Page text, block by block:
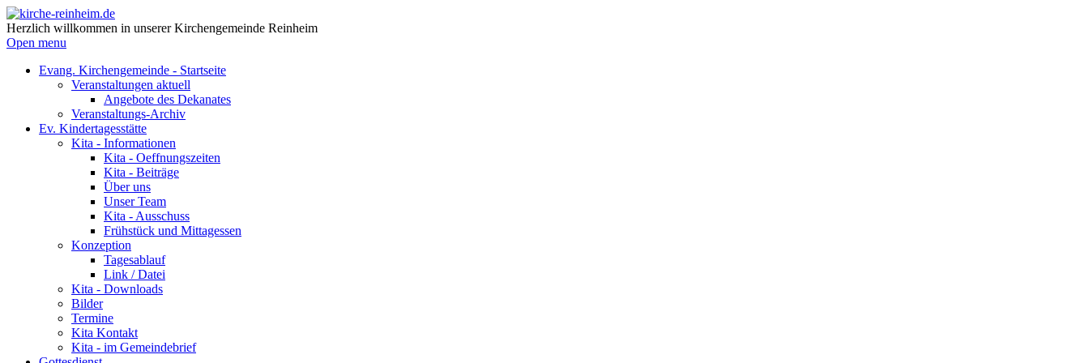
Herzlich willkommen in unserer Kirchengemeinde Reinheim
Open menu
Evang. Kirchengemeinde - Startseite
Veranstaltungen aktuell
Angebote des Dekanates
Veranstaltungs-Archiv
Ev. Kindertagesstätte
Kita - Informationen
Kita - Oeffnungszeiten
Kita - Beiträge
Über uns
Unser Team
Kita - Ausschuss
Frühstück und Mittagessen
Konzeption
Tagesablauf
Link / Datei
Kita - Downloads
Bilder
Termine
Kita Kontakt
Kita - im Gemeindebrief